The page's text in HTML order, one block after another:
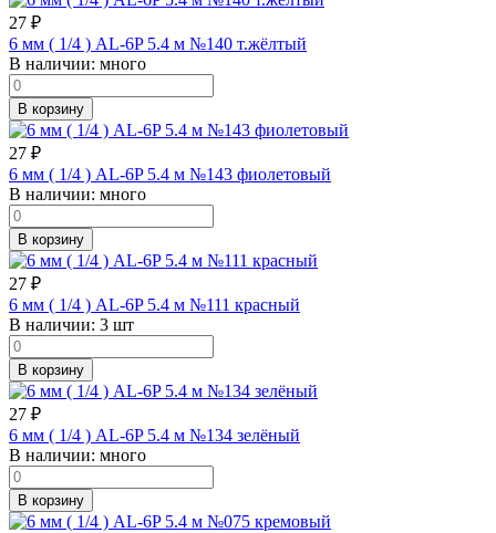
27 ₽
6 мм ( 1/4 ) AL-6P 5.4 м №140 т.жёлтый
В наличии: много
В корзину
27 ₽
6 мм ( 1/4 ) AL-6P 5.4 м №143 фиолетовый
В наличии: много
В корзину
27 ₽
6 мм ( 1/4 ) AL-6P 5.4 м №111 красный
В наличии: 3 шт
В корзину
27 ₽
6 мм ( 1/4 ) AL-6P 5.4 м №134 зелёный
В наличии: много
В корзину